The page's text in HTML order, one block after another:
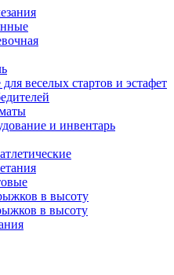
веселых стартов и эстафет
и инвентарь
в высоту
в высоту